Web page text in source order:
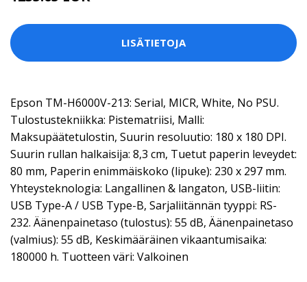
LISÄTIETOJA
Epson TM-H6000V-213: Serial, MICR, White, No PSU.
Tulostustekniikka: Pistematriisi, Malli:
Maksupäätetulostin, Suurin resoluutio: 180 x 180 DPI.
Suurin rullan halkaisija: 8,3 cm, Tuetut paperin leveydet:
80 mm, Paperin enimmäiskoko (lipuke): 230 x 297 mm.
Yhteysteknologia: Langallinen & langaton, USB-liitin:
USB Type-A / USB Type-B, Sarjaliitännän tyyppi: RS-
232. Äänenpainetaso (tulostus): 55 dB, Äänenpainetaso
(valmius): 55 dB, Keskimääräinen vikaantumisaika:
180000 h. Tuotteen väri: Valkoinen